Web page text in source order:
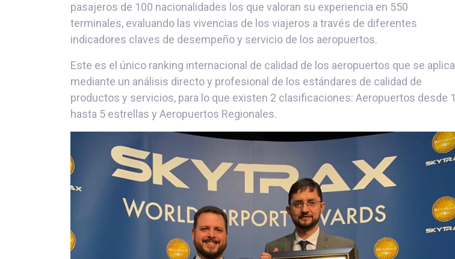
pasajeros de 100 nacionalidades los que valoran su experiencia en 550
terminales, evaluando las vivencias de los viajeros a través de diferentes
indicadores claves de desempeño y servicio de los aeropuertos.
Este es el único ranking internacional de calidad de los aeropuertos que se aplica
mediante un análisis directo y profesional de los estándares de calidad de
productos y servicios, para lo que existen 2 clasificaciones: Aeropuertos desde 1
hasta 5 estrellas y Aeropuertos Regionales.